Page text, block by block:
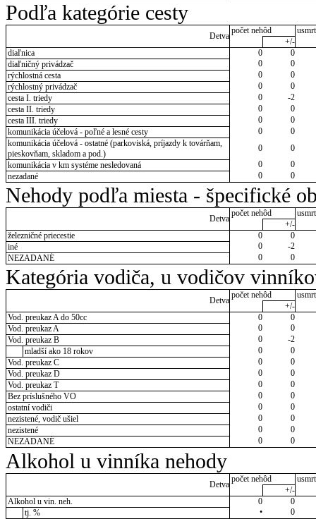
Podľa kategórie cesty
Detva
počet nehôd
+/-
diaľnica
0
0
diaľničný privádzač
0
0
rýchlostná cesta
0
0
rýchlostný privádzač
0
0
cesta I. triedy
0
-2
cesta II. triedy
0
0
cesta III. triedy
0
0
komunikácia účelová - poľné a lesné cesty
0
0
komunikácia účelová - ostatné (parkoviská, príjazdy k továrňam,
pieskovňam, skladom a pod.)
0
0
komunikácia v km systéme nesledovaná
0
0
nezadané
0 0
Nehody podľa miesta - špecifické
Detva
počet nehôd
+/-
železničné priecestie
0
0
iné
0
-2
NEZADANÉ
0 0
Kategória vodiča, u vodičov
Detva
počet nehôd
+/-
Vod. preukaz A do 50cc
0
0
Vod. preukaz A
0
0
Vod. preukaz B
0
-2
mladší ako 18 rokov
0
0
Vod. preukaz C
0
0
Vod. preukaz D
0
0
Vod. preukaz T
0
0
Bez príslušného VO
0
0
ostatní vodiči
0
0
nezistené, vodič ušiel
0
0
nezistené
0
0
NEZADANÉ
0 0
Alkohol u vinníka nehody
Detva
počet nehôd
+/-
Alkohol u vin. neh.
0
0
tj. %
• 0